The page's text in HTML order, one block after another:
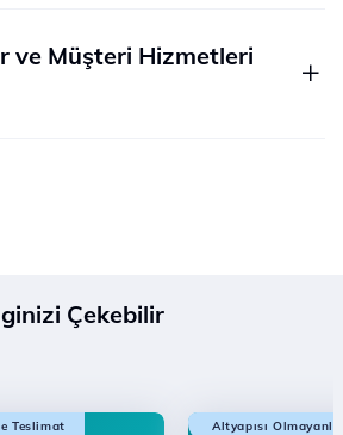
ve Müşteri Hizmetleri
Çekebilir
Teslimat Altyapısı